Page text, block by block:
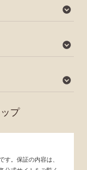
プ
す。保証の内容は、